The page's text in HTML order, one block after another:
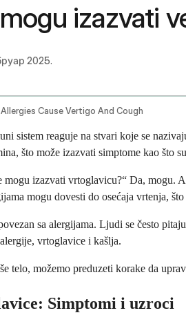
izazvati
2025.
Cause Vertigo And Cough
sistem reaguje na stvari koje se
što može izazvati simptome kao što
izazvati vrtoglavicu?“ Da, mogu.
mogu dovesti do osećaja vrtenja,
sa alergijama. Ljudi se često
vrtoglavice i kašlja.
telo, možemo preduzeti korake da
Simptomi i uzroci